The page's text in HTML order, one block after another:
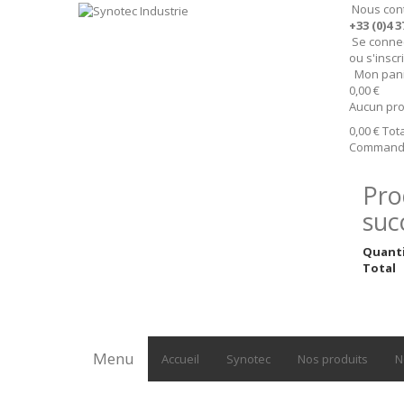
Nous
+33 (0)4
Se
ou
Mon
0,00 €
Aucun
0,00 €
Total
Menu Accueil Synotec Nos produits